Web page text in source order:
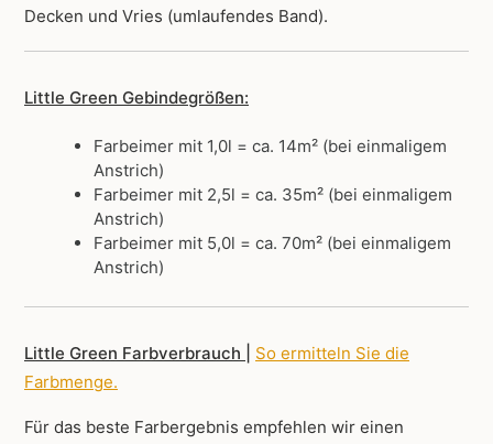
Decken und Vries (umlaufendes Band).
Little Green Gebindegrößen:
Farbeimer mit 1,0l = ca. 14m² (bei einmaligem
Anstrich)
Farbeimer mit 2,5l = ca. 35m² (bei einmaligem
Anstrich)
Farbeimer mit 5,0l = ca. 70m² (bei einmaligem
Anstrich)
Little Green Farbverbrauch |
So ermitteln Sie die
Farbmenge.
Für das beste Farbergebnis empfehlen wir einen